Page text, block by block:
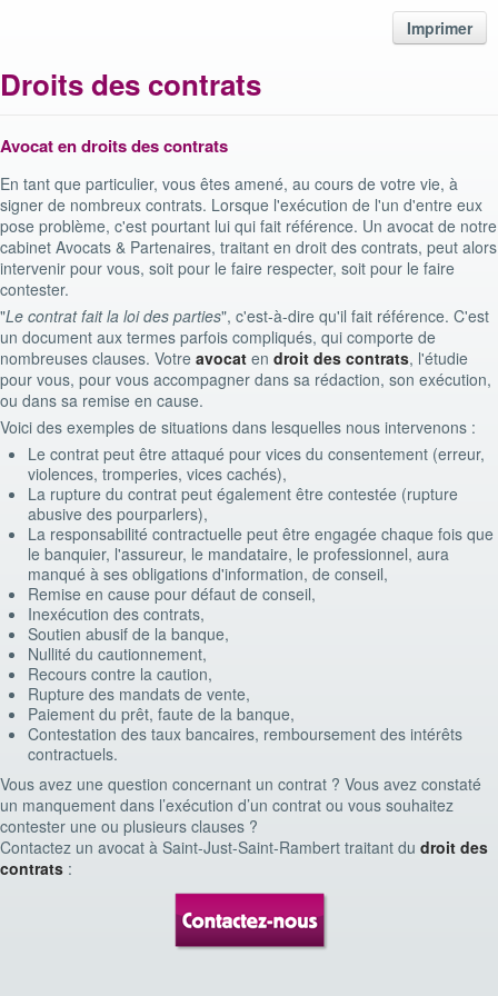
Imprimer
Droits des contrats
Avocat en droits des contrats
En tant que particulier, vous êtes amené, au cours de votre vie, à
signer de nombreux contrats. Lorsque l'exécution de l'un d'entre eux
pose problème, c'est pourtant lui qui fait référence. Un avocat de notre
cabinet Avocats & Partenaires, traitant en droit des contrats, peut alors
intervenir pour vous, soit pour le faire respecter, soit pour le faire
contester.
"Le contrat fait la loi des parties", c'est-à-dire qu'il fait référence. C'est
un document aux termes parfois compliqués, qui comporte de
nombreuses clauses. Votre avocat en droit des contrats, l'étudie
pour vous, pour vous accompagner dans sa rédaction, son exécution,
ou dans sa remise en cause.
Voici des exemples de situations dans lesquelles nous intervenons :
Le contrat peut être attaqué pour vices du consentement (erreur,
violences, tromperies, vices cachés),
La rupture du contrat peut également être contestée (rupture
abusive des pourparlers),
La responsabilité contractuelle peut être engagée chaque fois que
le banquier, l'assureur, le mandataire, le professionnel, aura
manqué à ses obligations d'information, de conseil,
Remise en cause pour défaut de conseil,
Inexécution des contrats,
Soutien abusif de la banque,
Nullité du cautionnement,
Recours contre la caution,
Rupture des mandats de vente,
Paiement du prêt, faute de la banque,
Contestation des taux bancaires, remboursement des intérêts
contractuels.
Vous avez une question concernant un contrat ? Vous avez constaté
un manquement dans l’exécution d’un contrat ou vous souhaitez
contester une ou plusieurs clauses ?
Contactez un avocat à Saint-Just-Saint-Rambert traitant du droit des
contrats :